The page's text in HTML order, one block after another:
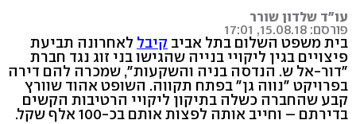
עו"ד שלדון שורר
פורסם: 15.08.18, 17:01
בית משפט השלום בתל אביב קיבל לאחרונה תביעת
פיצויים בגין ליקויי בנייה שהגישו בני זוג נגד חברת
"דור-אל ש. הנדסה בניה והשקעות", שמכרה להם דירה
בפרויקט "נווה גן" בפתח תקווה. השופט אהוד שוורץ
קבע שהחברה כשלה בתיקון ליקויי הרטיבות הקשים
בדירתם – וחייב אותה לפצות אותם בכ-100 אלף שקל.